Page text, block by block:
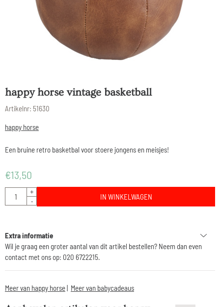
happy horse vintage basketball
Artikelnr: 51630
happy horse
Een bruine retro basketbal voor stoere jongens en meisjes!
€13,50
Aantal
+
-
IN WINKELWAGEN
Extra informatie
Wil je graag een groter aantal van dit artikel bestellen? Neem dan even
contact met ons op: 020 6722215.
Meer van happy horse| Meer van babycadeaus